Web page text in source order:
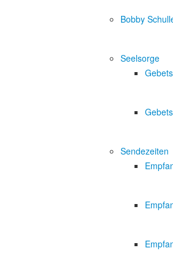
Bobby
Seelsorge
Sendezeiten